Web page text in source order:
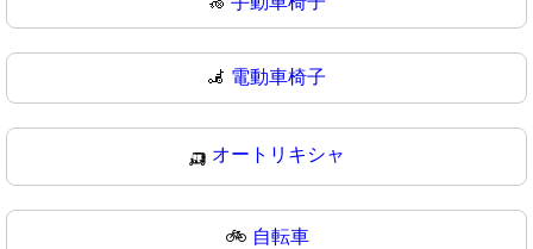
🦼 電動車椅子
🛺 オートリキシャ
🚲 自転車